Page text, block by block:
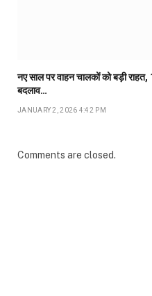
नए साल पर वाहन चालकों को बड़ी
बदलाव…
JANUARY 2, 2026 4:42 PM
Comments are closed.